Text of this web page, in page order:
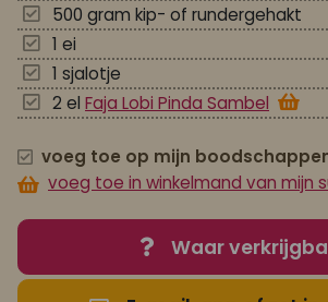
500 gram kip- of rundergehakt
1 ei
1 sjalotje
2 el Faja Lobi Pinda Sambel
voeg toe op mijn
voeg toe in winkelmand van mijn
Waar